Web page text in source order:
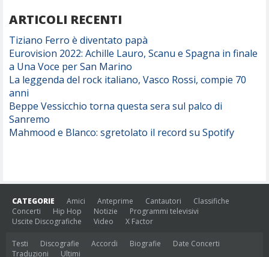
ARTICOLI RECENTI
Tiziano Ferro è diventato papà
Eurovision 2022: Achille Lauro, Scanu e Spagna in finale
a Una Voce per San Marino
La leggenda del rock italiano, Vasco Rossi, compie 70
anni
Beppe Vessicchio torna questa sera sul palco di
Sanremo
Mahmood e Blanco: sgretolato il record su Spotify
CATEGORIE Amici Anteprime Cantautori
Classifiche
Concerti
Hip Hop Notizie
Programmi televisivi
Uscite Discografiche
Video X Factor
Testi Discografie Accordi Biografie
Date Concerti
Traduzioni
Ultimi